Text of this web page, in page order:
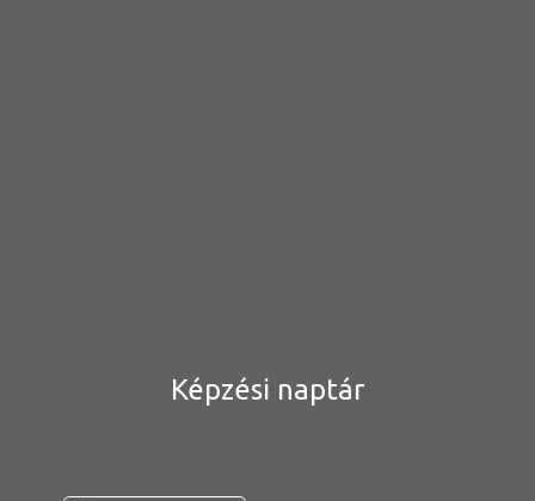
Képzési naptár